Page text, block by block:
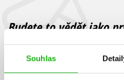
Souhlas
Budete to vědět jako
Zajímá Vás, jaký knižní hit právě
sleva, jaká běží soutěž o ceny?
souhlasíte se